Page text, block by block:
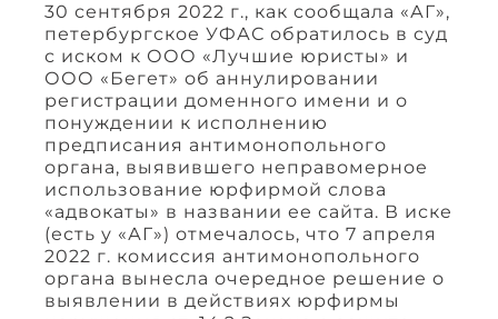
30 сентября 2022 г., как сообщала «АГ»,
петербургское УФАС обратилось в суд
с иском к ООО «Лучшие юристы» и
ООО «Бегет» об аннулировании
регистрации доменного имени и о
понуждении к исполнению
предписания антимонопольного
органа, выявившего неправомерное
использование юрфирмой слова
«адвокаты» в названии ее сайта. В иске
(есть у «АГ») отмечалось, что 7 апреля
2022 г. комиссия антимонопольного
органа вынесла очередное решение о
выявлении в действиях юрфирмы